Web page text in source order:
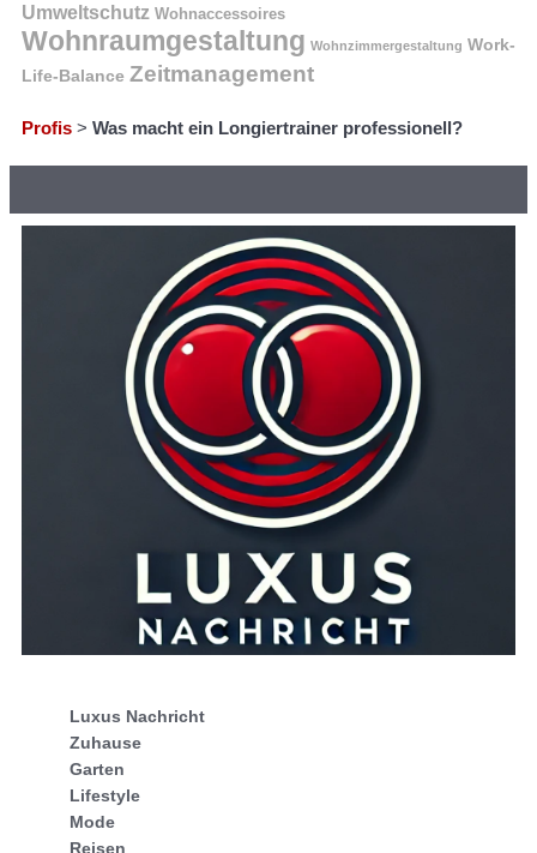
Umweltschutz Wohnaccessoires
Wohnraumgestaltung Wohnzimmergestaltung Work-
Life-Balance Zeitmanagement
Profis > Was macht ein Longiertrainer professionell?
Luxus Nachricht
Zuhause
Garten
Lifestyle
Mode
Reisen